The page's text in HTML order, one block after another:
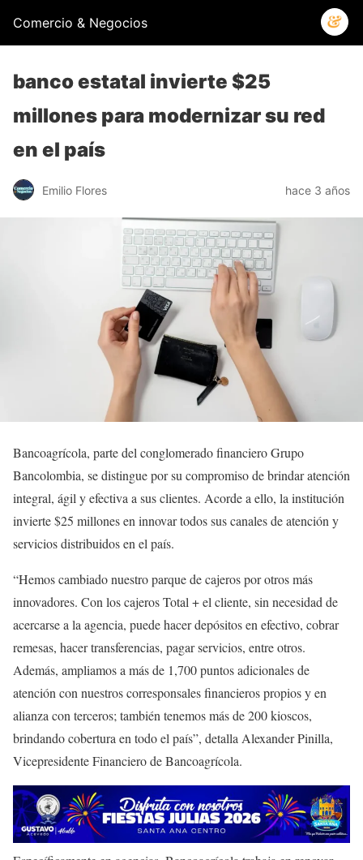
Comercio & Negocios
banco estatal invierte $25
millones para modernizar su red
en el país
Emilio Flores hace 3 años
Bancoagrícola, parte del conglomerado financiero Grupo
Bancolombia, se distingue por su compromiso de brindar atención
integral, ágil y efectiva a sus clientes. Acorde a ello, la institución
invierte $25 millones en innovar todos sus canales de atención y
servicios distribuidos en el país.
“Hemos cambiado nuestro parque de cajeros por otros más
innovadores. Con los cajeros Total + el cliente, sin necesidad de
acercarse a la agencia, puede hacer depósitos en efectivo, cobrar
remesas, hacer transferencias, pagar servicios, entre otros.
Además, ampliamos a más de 1,700 puntos adicionales de
atención con nuestros corresponsales financieros propios y en
alianza con terceros; también tenemos más de 200 kioscos,
brindando cobertura en todo el país”, detalla Alexander Pinilla,
Vicepresidente Financiero de Bancoagrícola.